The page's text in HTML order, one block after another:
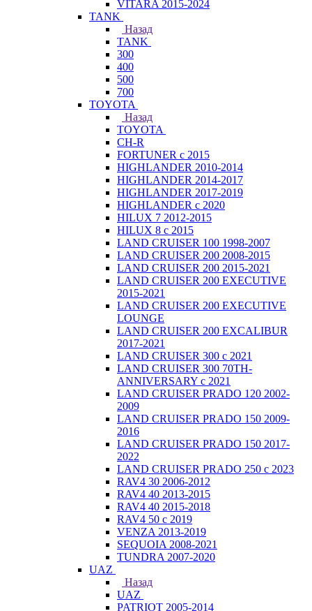
VITARA 2015-2024
TANK
Назад
TANK
300
400
500
700
TOYOTA
Назад
TOYOTA
CH-R
FORTUNER с 2015
HIGHLANDER 2010-2014
HIGHLANDER 2014-2017
HIGHLANDER 2017-2019
HIGHLANDER с 2020
HILUX 7 2012-2015
HILUX 8 с 2015
LAND CRUISER 100 1998-2007
LAND CRUISER 200 2008-2015
LAND CRUISER 200 2015-2021
LAND CRUISER 200 EXECUTIVE
2015-2021
LAND CRUISER 200 EXECUTIVE
LOUNGE
LAND CRUISER 200 EXCALIBUR
2017-2021
LAND CRUISER 300 с 2021
LAND CRUISER 300 70TH-
ANNIVERSARY с 2021
LAND CRUISER PRADO 120 2002-
2009
LAND CRUISER PRADO 150 2009-
2016
LAND CRUISER PRADO 150 2017-
2022
LAND CRUISER PRADO 250 с 2023
RAV4 30 2006-2012
RAV4 40 2013-2015
RAV4 40 2015-2018
RAV4 50 с 2019
VENZA 2013-2019
SEQUOIA 2008-2021
TUNDRA 2007-2020
UAZ
Назад
UAZ
PATRIOT 2005-2014